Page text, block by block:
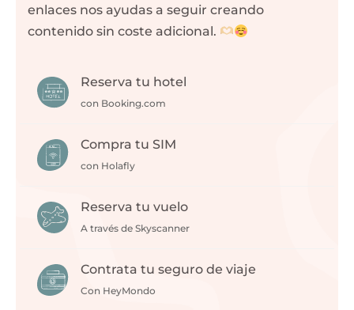
enlaces nos ayudas a seguir creando
contenido sin coste adicional.
Reserva tu hotel
con Booking.com
Compra tu SIM
con Holafly
Reserva tu vuelo
A través de Skyscanner
Contrata tu seguro de viaje
Con HeyMondo